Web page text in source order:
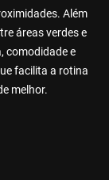
Além
áreas verdes e
comodidade e
facilita a rotina
melhor.